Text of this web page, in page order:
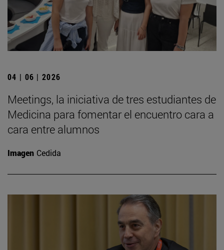
04 | 06 | 2026
Meetings, la iniciativa de tres estudiantes de
Medicina para fomentar el encuentro cara a
cara entre alumnos
Imagen Cedida